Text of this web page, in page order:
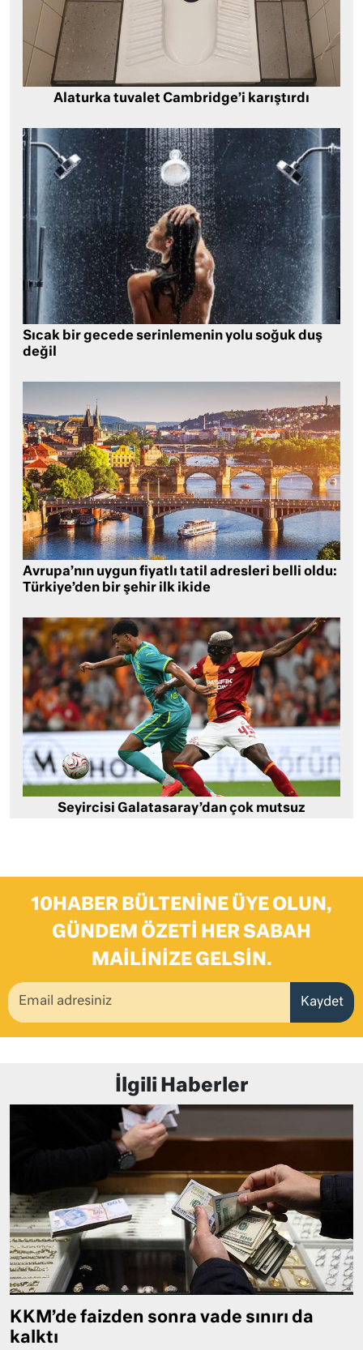
Alaturka tuvalet Cambridge’i karıştırdı
Sıcak bir gecede serinlemenin yolu soğuk duş
değil
Avrupa’nın uygun fiyatlı tatil adresleri belli oldu:
Türkiye’den bir şehir ilk ikide
Seyircisi Galatasaray’dan çok mutsuz
10HABER BÜLTENINE ÜYE OLUN,
GÜNDEM ÖZETI HER SABAH
MAILINIZE GELSIN.
Kaydet
İlgili Haberler
KKM’de faizden sonra vade sınırı da
kalktı